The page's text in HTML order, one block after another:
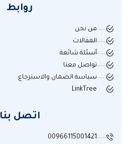
روابط
من نحن
المقالات
أسئلة شائعة
تواصل معنا
سياسة الضمان والاسترجاع
LinkTree
اتصل بنا
00966115001421